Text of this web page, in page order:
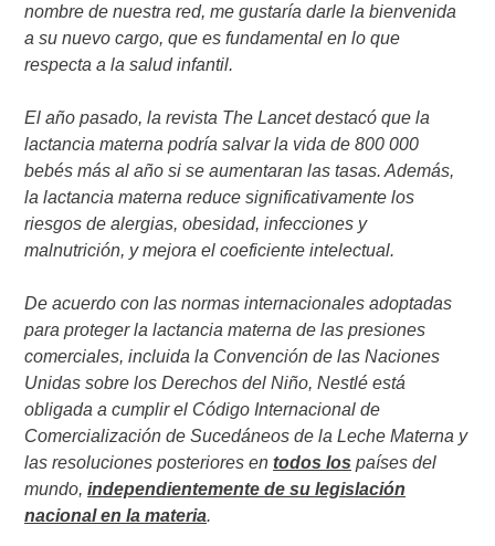
nombre de nuestra red, me gustaría darle la bienvenida
a su nuevo cargo, que es fundamental en lo que
respecta a la salud infantil.
El año pasado, la revista The Lancet destacó que la
lactancia materna podría salvar la vida de 800 000
bebés más al año si se aumentaran las tasas. Además,
la lactancia materna reduce significativamente los
riesgos de alergias, obesidad, infecciones y
malnutrición, y mejora el coeficiente intelectual.
De acuerdo con las normas internacionales adoptadas
para proteger la lactancia materna de las presiones
comerciales, incluida la Convención de las Naciones
Unidas sobre los Derechos del Niño, Nestlé está
obligada a cumplir el Código Internacional de
Comercialización de Sucedáneos de la Leche Materna y
las resoluciones posteriores entodos los países del
mundo,independientemente de su legislación
nacional en la materia.